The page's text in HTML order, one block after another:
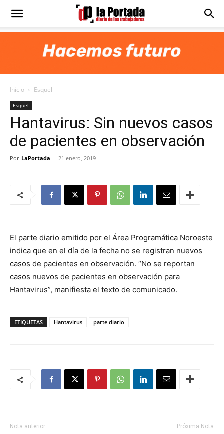
Diario
Portada
Inicio Esquel
Esquel
Hantavirus: Sin nuevos casos
de pacientes en observación
Por LaPortada - 21 enero, 2019
El parte diario emitido por el Área Programática Noroeste
indica que en el día de la fecha no se registran nuevos
casos de pacientes en observación. “No se reportan
casos nuevos de pacientes en observación para
Hantavirus”, manifiesta el texto de comunicado.
ETIQUETAS Hantavirus parte diario
Nota anterior Próxima Nota